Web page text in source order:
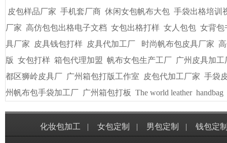
皮包样品厂家 手机套厂商 休闲女包帆布大包 手袋出格培训
厂家 高仿包包出格电子文档 女包出格打样 女人包包 女背包
具厂家
皮具钱包打样 皮具代加工厂 时尚帆布包皮具厂家
版 女包打样 箱包代理加盟 帆布女包生产工厂 广州皮具加工
都区狮岭皮具厂 广州箱包打版工作室 皮包代加工厂家 手袋
州帆布包手袋加工厂 广州箱包打板 The world leather handbag
化妆包加工 | 女包定制 | 男包定制 | 钱包定